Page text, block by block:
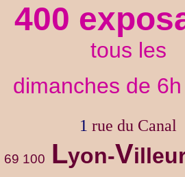
400
tous les
dimanches de
1 rue du Canal
69 100 Lyon-V